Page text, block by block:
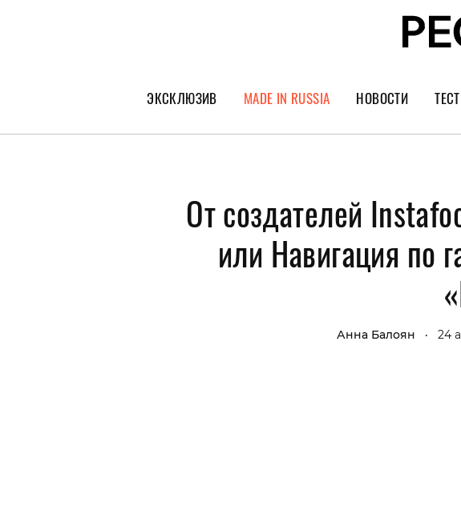
ЭКСКЛЮЗИВ
ГЕРОИ PEOPLETALK
ИНТЕРВЬЮ
ПОКОЛЕНИЕ
MADE IN RUSSIA НОВОСТИ
От создателей
или Навигация по
Анна Балоян • 24